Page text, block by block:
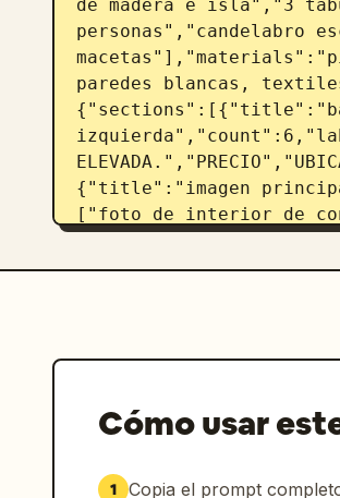
de madera e isla","3
personas","candelabro
paredes blancas,
{"title":"imagen
["foto de interior de
de piso a techo con
agente","DANIEL
{"title":"panel
Cómo usar
1 Copia el prompt